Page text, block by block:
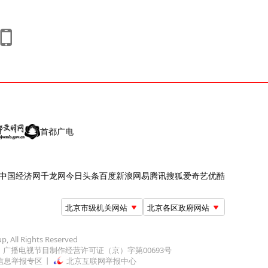
首都广电
国经济网千龙网今日头条百度新浪网易腾讯搜狐爱奇艺优酷
北京市级机关网站 北京各区政府网站
All Rights Reserved
广播电视节目制作经营许可证（京）字第00693号
息举报专区
北京互联网举报中心